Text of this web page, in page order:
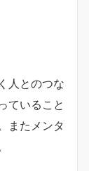
人とのつな
ていること
またメンタ